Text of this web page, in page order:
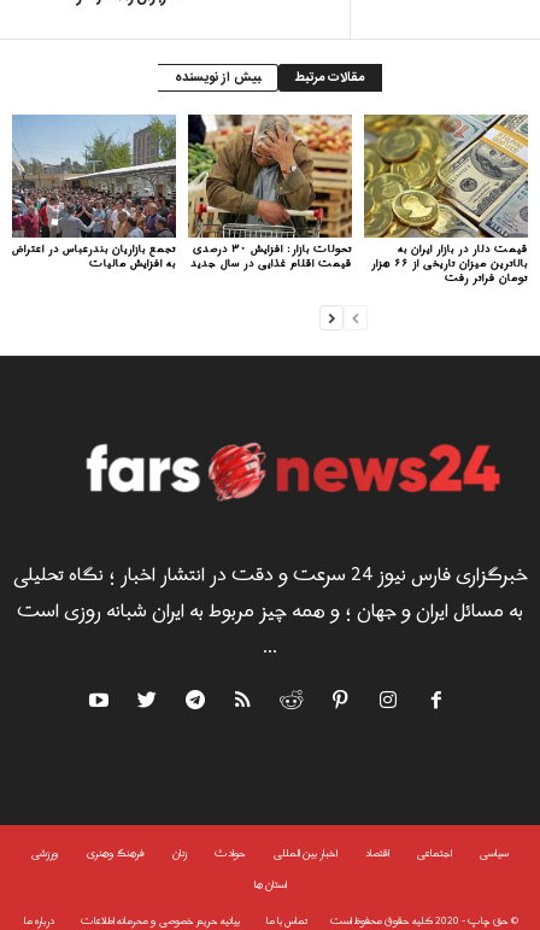
مقالات مرتبط بیش از نویسنده
تجمع بازاریان بندرعباس در اعتراض
به افزایش مالیات
تحولات بازار: افزایش ۳۰ درصدی
قیمت اقلام غذایی در سال جدید
قیمت دلار در بازار ایران به
بالاترین میزان تاریخی از ۶۶ هزار
تومان فراتر رفت
خبرگزاری فارس نیوز 24 سرعت و دقت در انتشار اخبار ؛ نگاه تحلیلی
به مسائل ایران و جهان ؛ و همه چیز مربوط به ایران شبانه روزی است
...
سياسى اجتماعی اقتصاد اخبار بین المللی حوادث زنان فرهنگ وهنری
ورزشی
استان ها
©
تماس با ما بیانیه حریم خصوصی و محرمانه اطلاعات درباره ما حق چاپ - 2020 کلیه حقوق محفوظ است